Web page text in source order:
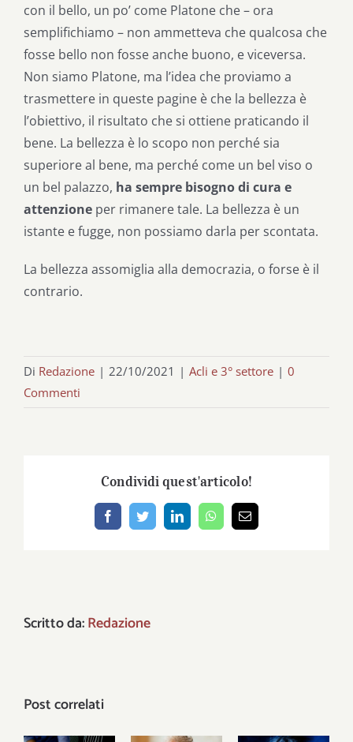
con il bello, un po’ come Platone che – ora
semplifichiamo – non ammetteva che qualcosa che
fosse bello non fosse anche buono, e viceversa.
Non siamo Platone, ma l’idea che proviamo a
trasmettere in queste pagine è che la bellezza è
l’obiettivo, il risultato che si ottiene praticando il
bene. La bellezza è lo scopo non perché sia
superiore al bene, ma perché come un bel viso o
un bel palazzo, ha sempre bisogno di cura e
attenzione per rimanere tale. La bellezza è un
istante e fugge, non possiamo darla per scontata.
La bellezza assomiglia alla democrazia, o forse è il
contrario.
Di Redazione | 22/10/2021 | Acli e 3° settore | 0
Commenti
Condividi quest'articolo!
FacebookTwitterLinkedInWhatsApp
Email
Scritto da:Redazione
Post correlati